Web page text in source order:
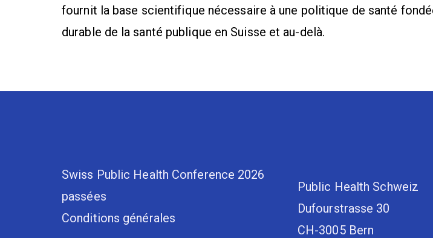
fournit la base scientifique nécessaire à une politique de santé
durable de la santé publique en Suisse et au-delà.
Swiss Public Health Conference 2026
passées
Conditions générales
Public Health Schweiz
Dufourstrasse 30
CH-3005 Bern